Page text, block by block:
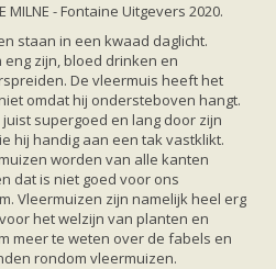
MILNE - Fontaine Uitgevers 2020.
staan in een kwaad daglicht.
eng zijn, bloed drinken en
De vleermuis heeft het
omdat hij ondersteboven hangt.
juist supergoed en lang door zijn
hij handig aan een tak vastklikt.
worden van alle kanten
dat is niet goed voor ons
Vleermuizen zijn namelijk heel erg
het welzijn van planten en
meer te weten over de fabels en
rondom vleermuizen.